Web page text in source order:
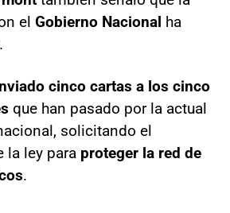
el Gobierno Nacional ha
cinco cartas a los cinco
que han pasado por la actual
solicitando el
la ley para proteger la red de
.